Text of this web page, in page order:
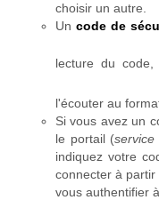
choisir un autre.
Un code de
lecture du
l'écouter au
Si vous avez un
le portail (
indiquez votre
connecter à
vous authentifier